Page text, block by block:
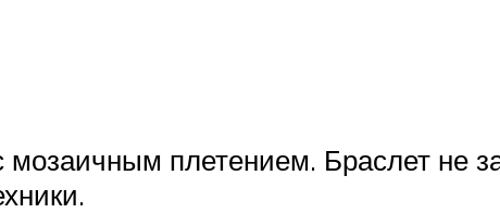
мозаичным плетением. Браслет не